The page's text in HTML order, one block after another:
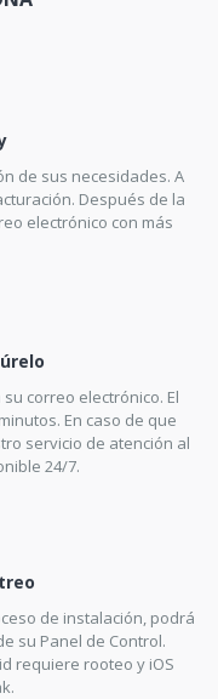
de sus necesidades. A
Después de la
electrónico con más
correo electrónico. El
En caso de que
servicio de atención al
24/7.
de instalación, podrá
su Panel de Control.
requiere rooteo y iOS